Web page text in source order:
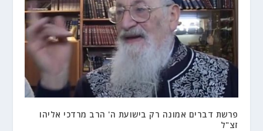
פרשת דברים אמונה רק בישועת ה' הרב מרדכי אליהו
זצ"ל